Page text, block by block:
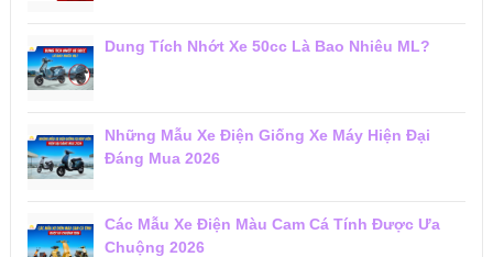
Dung Tích Nhớt Xe 50cc Là Bao Nhiêu ML?
Những Mẫu Xe Điện Giống Xe Máy Hiện Đại
Đáng Mua 2026
Các Mẫu Xe Điện Màu Cam Cá Tính Được Ưa
Chuộng 2026